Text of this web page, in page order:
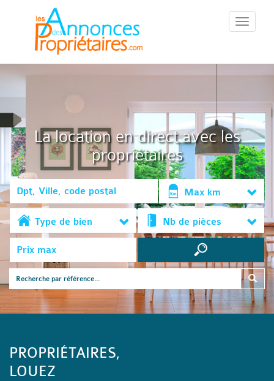
::Menu::
La location en direct avec les
propriétaires
Max km
Type de bien Nb de pièces
PROPRIÉTAIRES,
LOUEZ